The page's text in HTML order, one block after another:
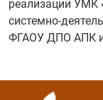
реализации УМК
системно-
ФГАОУ ДПО АПК